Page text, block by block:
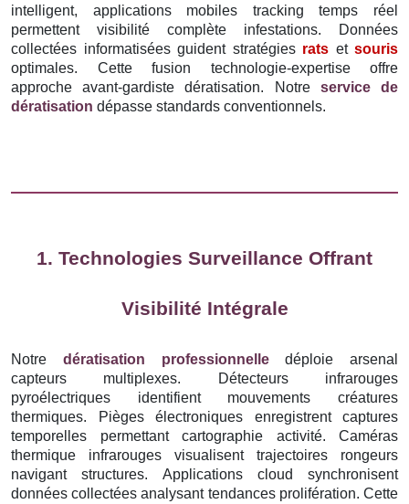
intelligent, applications mobiles tracking temps réel
permettent visibilité complète infestations. Données
collectées informatisées guident stratégies rats et souris
optimales. Cette fusion technologie-expertise offre
approche avant-gardiste dératisation. Notre service de
dératisation dépasse standards conventionnels.
1. Technologies Surveillance Offrant
Visibilité Intégrale
Notre dératisation professionnelledéploie arsenal
capteurs multiplexes. Détecteurs infrarouges
pyroélectriques identifient mouvements créatures
thermiques. Pièges électroniques enregistrent captures
temporelles permettant cartographie activité. Caméras
thermique infrarouges visualisent trajectoires rongeurs
navigant structures. Applications cloud synchronisent
données collectées analysant tendances prolifération. Cette